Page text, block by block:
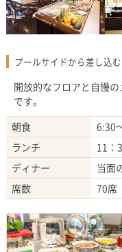
プールサイドから差し込む
開放的なフロアと自慢
です。
朝食
6:30
ランチ
11：
ディナー
当面
席数
70席